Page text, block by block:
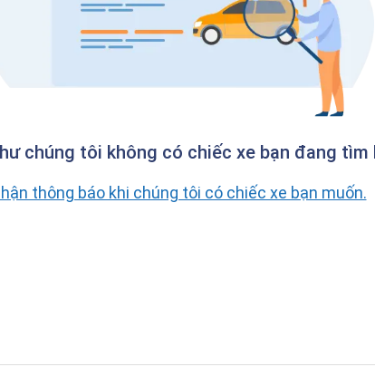
chúng tôi không có chiếc xe bạn đang tìm
thông báo khi chúng tôi có chiếc xe bạn muốn.